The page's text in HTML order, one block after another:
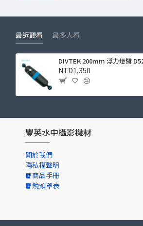
最近觀看 最多人看
NTD1,350
豐英水中攝影機材
關於我們
隱私權聲明
商品手冊
鏡頭罩表